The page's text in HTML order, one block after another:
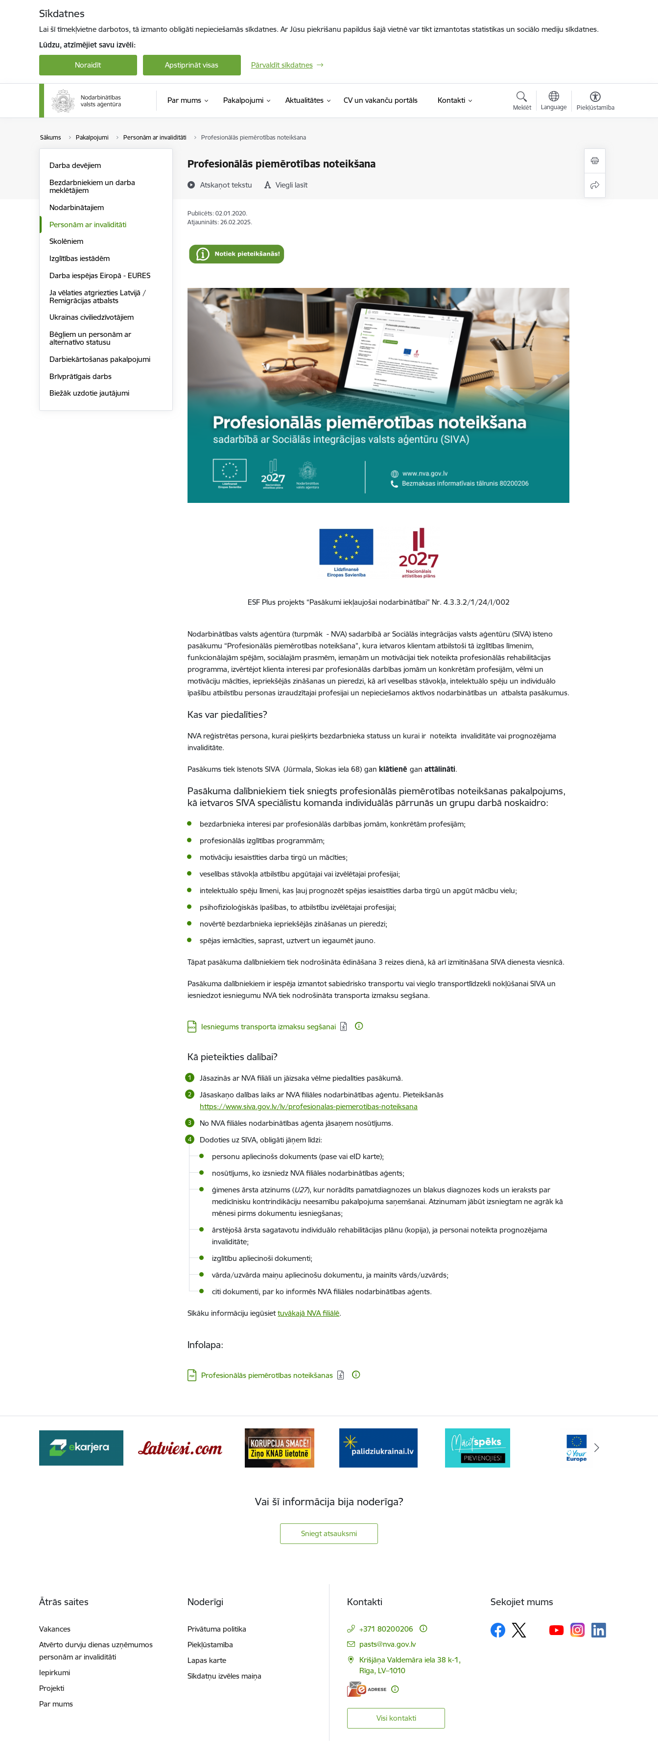
Sīkdatnes
Lai šī tīmekļvietne darbotos, tā izmanto obligāti nepieciešamās sīkdatnes. Ar Jūsu piekrišanu papildus šajā vietnē var tikt izmantotas statistikas un sociālo mediju sīkdatnes.
Lūdzu, atzīmējiet savu izvēli:
Noraidīt Apstiprināt visas Pārvaldīt sīkdatnes
Par mums Pakalpojumi Aktualitātes CV un vakanču portāls(Ārējā saite)
Kontakti
Meklēt Language Piekļūstamība
Sākums Pakalpojumi Personām ar invaliditāti Profesionālās piemērotības noteikšana
Profesionālās piemērotības noteikšana
Atskaņot tekstu Viegli lasīt
Darba devējiem
Bezdarbniekiem un darba
meklētājiem
Nodarbinātajiem
Personām ar invaliditāti
Skolēniem
Izglītības iestādēm
Darba iespējas Eiropā - EURES
Ja vēlaties atgriezties Latvijā /
Remigrācijas atbalsts
Ukrainas civiliedzīvotājiem
Bēgļiem un personām ar
alternatīvo statusu
Darbiekārtošanas pakalpojumi
Brīvprātīgais darbs
Biežāk uzdotie jautājumi
Publicēts: 02.01.2020.
Atjaunināts: 26.02.2025.
ESF Plus projekts “Pasākumi iekļaujošai nodarbinātībai” Nr. 4.3.3.2/1/24/I/002
Nodarbinātības valsts aģentūra (turpmāk - NVA) sadarbībā ar Sociālās integrācijas valsts aģentūru (SIVA) īsteno
pasākumu “Profesionālās piemērotības noteikšana”, kura ietvaros klientam atbilstoši tā izglītības līmenim,
funkcionālajām spējām, sociālajām prasmēm, iemaņām un motivācijai tiek noteikta profesionālās rehabilitācijas
programma, izvērtējot klienta interesi par profesionālās darbības jomām un konkrētām profesijām, vēlmi un
motivāciju mācīties, iepriekšējās zināšanas un pieredzi, kā arī veselības stāvokļa, intelektuālo spēju un individuālo
īpašību atbilstību personas izraudzītajai profesijai un nepieciešamos aktīvos nodarbinātības un atbalsta pasākumus.
Kas var piedalīties?
NVA reģistrētas persona, kurai piešķirts bezdarbnieka statuss un kurai ir noteikta invaliditāte vai prognozējama
invaliditāte.
Pasākums tiek īstenots SIVA (Jūrmala, Slokas iela 68) ganklātienēganattālināti.
Pasākuma dalībniekiem tiek sniegts profesionālās piemērotības noteikšanas pakalpojums,
kā ietvaros SIVA speciālistu komanda individuālās pārrunās un grupu darbā noskaidro:
bezdarbnieka interesi par profesionālās darbības jomām, konkrētām profesijām;
profesionālās izglītības programmām;
motivāciju iesaistīties darba tirgū un mācīties;
veselības stāvokļa atbilstību apgūtajai vai izvēlētajai profesijai;
intelektuālo spēju līmeni, kas ļauj prognozēt spējas iesaistīties darba tirgū un apgūt mācību vielu;
psihofizioloģiskās īpašības, to atbilstību izvēlētajai profesijai;
novērtē bezdarbnieka iepriekšējās zināšanas un pieredzi;
spējas iemācīties, saprast, uztvert un iegaumēt jauno.
Tāpat pasākuma dalībniekiem tiek nodrošināta ēdināšana 3 reizes dienā, kā arī izmitināšana SIVA dienesta viesnīcā.
Pasākuma dalībniekiem ir iespēja izmantot sabiedrisko transportu vai vieglo transportlīdzekli nokļūšanai SIVA un
iesniedzot iesniegumu NVA tiek nodrošināta transporta izmaksu segšana.
Lejupielādēt:
Iesniegums transporta izmaksu segšanai
Kā pieteikties dalībai?
Jāsazinās ar NVA filiāli un jāizsaka vēlme piedalīties pasākumā.
Jāsaskaņo dalības laiks ar NVA filiāles nodarbinātības aģentu. Pieteikšanās
https://www.siva.gov.lv/lv/profesionalas-piemerotibas-noteiksana
No NVA filiāles nodarbinātības aģenta jāsaņem nosūtījums.
Dodoties uz SIVA, obligāti jāņem līdzi:
personu apliecinošs dokuments (pase vai eID karte);
nosūtījums, ko izsniedz NVA filiāles nodarbinātības aģents;
ģimenes ārsta atzinums (U27), kur norādīts pamatdiagnozes un blakus diagnozes kods un ieraksts par
medicīnisku kontrindikāciju neesamību pakalpojuma saņemšanai. Atzinumam jābūt izsniegtam ne agrāk kā
mēnesi pirms dokumentu iesniegšanas;
ārstējošā ārsta sagatavotu individuālo rehabilitācijas plānu (kopija), ja personai noteikta prognozējama
invaliditāte;
izglītību apliecinoši dokumenti;
vārda/uzvārda maiņu apliecinošu dokumentu, ja mainīts vārds/uzvārds;
citi dokumenti, par ko informēs NVA filiāles nodarbinātības aģents.
Sīkāku informāciju iegūsiettuvākajā NVA filiālē.
Infolapa:
Lejupielādēt:
Profesionālās piemērotības noteikšanas
Vai šī informācija bija noderīga?
Sniegt atsauksmi
Ātrās saites
Vakances
Atvērto durvju dienas uzņēmumos
personām ar invaliditāti
Iepirkumi
Projekti
Par mums
Noderīgi
Privātuma politika
Piekļūstamība
Lapas karte
Sīkdatņu izvēles maiņa
Kontakti
+371 80200206
E-pasts:
pasts@nva.gov.lv
Krišjāņa Valdemāra iela 38 k-1,
Rīga, LV–1010
Visi kontakti
Sekojiet mums